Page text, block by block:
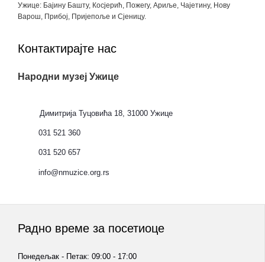
Ужице: Бајину Башту, Косјерић, Пожегу, Ариље, Чајетину, Нову
Варош, Прибој, Пријепоље и Сјеницу.
Контактирајте нас
Народни музеј Ужице
Димитрија Туцовића 18, 31000 Ужице
031 521 360
031 520 657
info@nmuzice.org.rs
Радно време за посетиоце
Понедељак - Петак: 09:00 - 17:00